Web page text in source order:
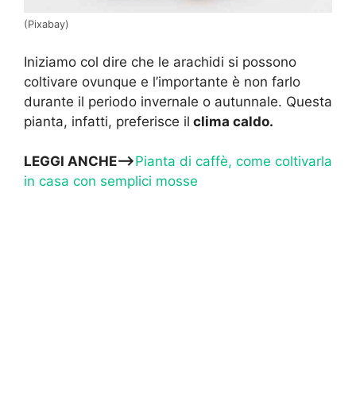
(Pixabay)
Iniziamo col dire che le arachidi si possono
coltivare ovunque e l’importante è non farlo
durante il periodo invernale o autunnale. Questa
pianta, infatti, preferisce il clima caldo.
LEGGI ANCHE—>Pianta di caffè, come coltivarla
in casa con semplici mosse